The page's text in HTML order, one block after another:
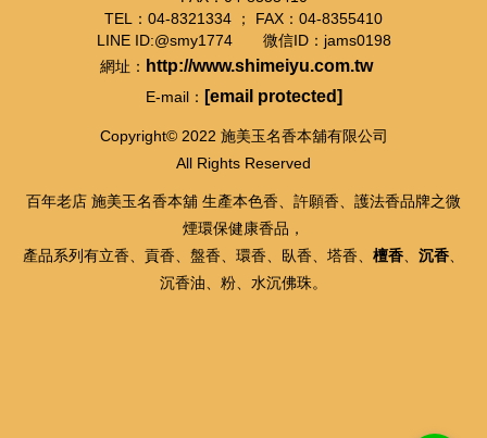
TEL：04-8321334 ； FAX：04-8355410
LINE ID:@smy1774 微信ID：jams0198
網址： http://www.shimeiyu.com.tw
E-mail： [email protected]
Copyright© 2022 施美玉名香本舖有限公司
All Rights Reserved
百年老店 施美玉名香本舖 生產本色香、許願香、護法香品牌之微
煙環保健康香品，
產品系列有立香、貢香、盤香、環香、臥香、塔香、 檀香 沉香
沉香油、粉、水沉佛珠。